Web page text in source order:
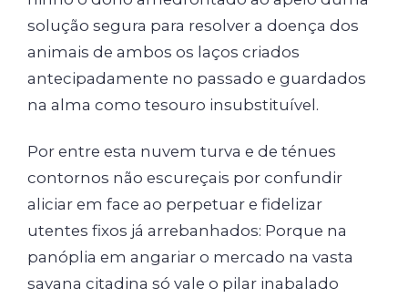
solução segura para resolver a doença dos
animais de ambos os laços criados
antecipadamente no passado e guardados
na alma como tesouro insubstituível.
Por entre esta nuvem turva e de ténues
contornos não escureçais por confundir
aliciar em face ao perpetuar e fidelizar
utentes fixos já arrebanhados: Porque na
panóplia em angariar o mercado na vasta
savana citadina só vale o pilar inabalado